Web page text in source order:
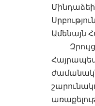
Ամենայն